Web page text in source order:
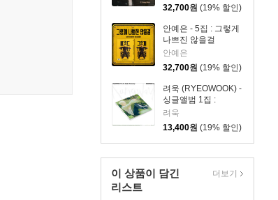
32,700원 (19% 할인)
안예은 - 5집 : 그렇게
나쁘진 않을걸
안예은
32,700원 (19% 할인)
려욱 (RYEOWOOK) -
싱글앨범 1집 :
Runaway [DIGIPACK
Ver.]
려욱
13,400원 (19% 할인)
이 상품이 담긴
리스트
더보기